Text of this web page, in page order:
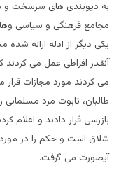
به دیوبندی های سرسخت و
مجامع فرهنگی و سیاسی
یکی دیگر از ادله ارائه شده
آنقدر افراطی عمل می کردند
طالبان، تابوت مرد
بازرسی قرار دادند و
شلاق است و حکم را در
آیصورت می گرفت.